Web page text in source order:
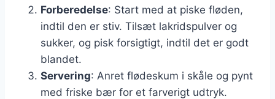
Forberedelse: Start med at piske fløden,
indtil den er stiv. Tilsæt lakridspulver og
sukker, og pisk forsigtigt, indtil det er godt
blandet.
Servering: Anret flødeskum i skåle og pynt
med friske bær for et farverigt udtryk.